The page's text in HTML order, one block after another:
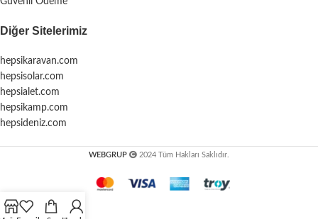
Diğer Sitelerimiz
hepsikaravan.com
hepsisolar.com
hepsialet.com
hepsikamp.com
hepsideniz.com
WEBGRUP 2024 Tüm Hakları Saklıdır.